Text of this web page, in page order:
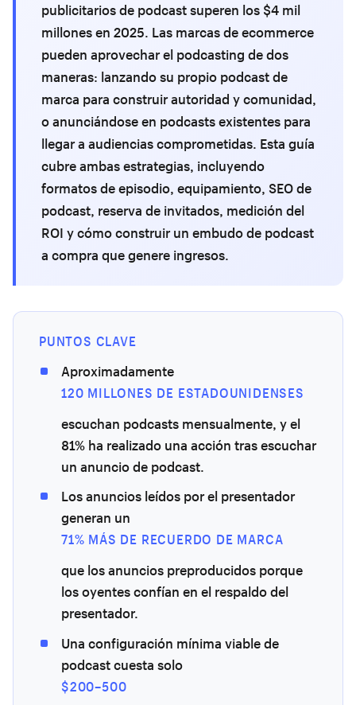
publicitarios de podcast superen los $4 mil
millones en 2025. Las marcas de ecommerce
pueden aprovechar el podcasting de dos
maneras: lanzando su propio podcast de
marca para construir autoridad y comunidad,
o anunciándose en podcasts existentes para
llegar a audiencias comprometidas. Esta guía
cubre ambas estrategias, incluyendo
formatos de episodio, equipamiento, SEO de
podcast, reserva de invitados, medición del
ROI y cómo construir un embudo de podcast
a compra que genere ingresos.
PUNTOS CLAVE
Aproximadamente
120 MILLONES DE ESTADOUNIDENSES
escuchan podcasts mensualmente, y el
81% ha realizado una acción tras escuchar
un anuncio de podcast.
Los anuncios leídos por el presentador
generan un
71% MÁS DE RECUERDO DE MARCA
que los anuncios preproducidos porque
los oyentes confían en el respaldo del
presentador.
Una configuración mínima viable de
podcast cuesta solo
$200–500